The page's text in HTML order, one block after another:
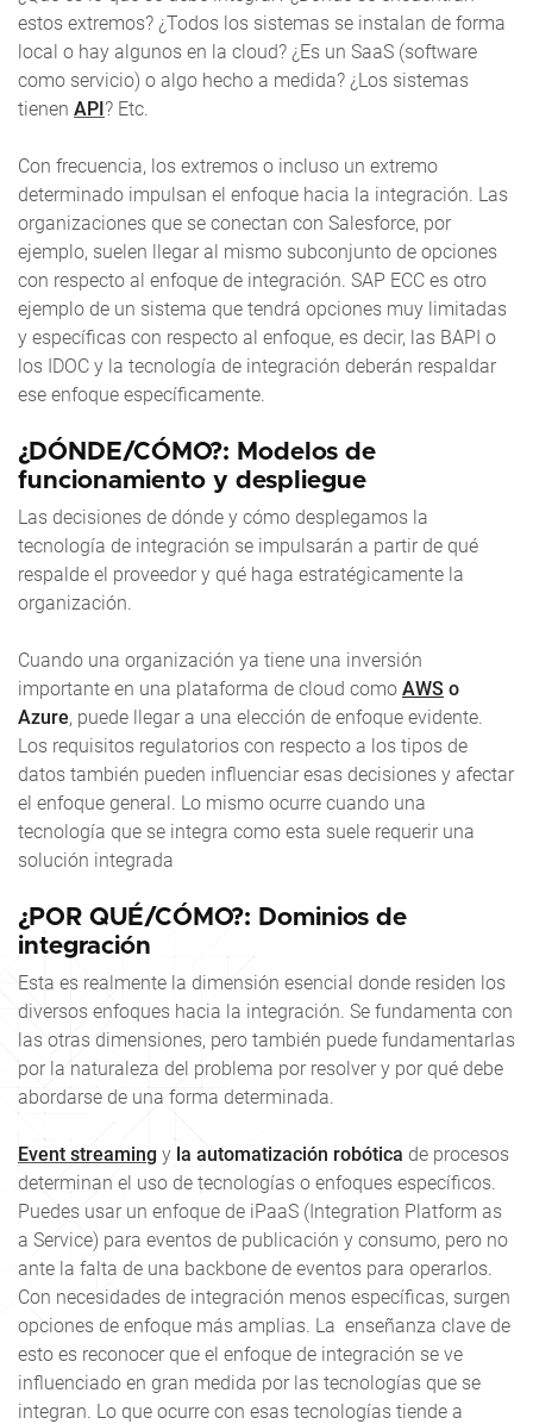
estos extremos? ¿Todos los sistemas se instalan de forma
local o hay algunos en la cloud? ¿Es un SaaS (software
como servicio) o algo hecho a medida? ¿Los sistemas
tienen API? Etc.
Con frecuencia, los extremos o incluso un extremo
determinado impulsan el enfoque hacia la integración. Las
organizaciones que se conectan con Salesforce, por
ejemplo, suelen llegar al mismo subconjunto de opciones
con respecto al enfoque de integración. SAP ECC es otro
ejemplo de un sistema que tendrá opciones muy limitadas
y específicas con respecto al enfoque, es decir, las BAPI o
los IDOC y la tecnología de integración deberán respaldar
ese enfoque específicamente.
¿DÓNDE/CÓMO?: Modelos de
funcionamiento y despliegue
Las decisiones de dónde y cómo desplegamos la
tecnología de integración se impulsarán a partir de qué
respalde el proveedor y qué haga estratégicamente la
organización.
Cuando una organización ya tiene una inversión
importante en una plataforma de cloud como AWS o
Azure, puede llegar a una elección de enfoque evidente.
Los requisitos regulatorios con respecto a los tipos de
datos también pueden influenciar esas decisiones y afectar
el enfoque general. Lo mismo ocurre cuando una
tecnología que se integra como esta suele requerir una
solución integrada
¿POR QUÉ/CÓMO?: Dominios de
integración
Esta es realmente la dimensión esencial donde residen los
diversos enfoques hacia la integración. Se fundamenta con
las otras dimensiones, pero también puede fundamentarlas
por la naturaleza del problema por resolver y por qué debe
abordarse de una forma determinada.
Event streaming y la automatización robótica de procesos
determinan el uso de tecnologías o enfoques específicos.
Puedes usar un enfoque de iPaaS (Integration Platform as
a Service) para eventos de publicación y consumo, pero no
ante la falta de una backbone de eventos para operarlos.
Con necesidades de integración menos específicas, surgen
opciones de enfoque más amplias. La enseñanza clave de
esto es reconocer que el enfoque de integración se ve
influenciado en gran medida por las tecnologías que se
integran. Lo que ocurre con esas tecnologías tiende a